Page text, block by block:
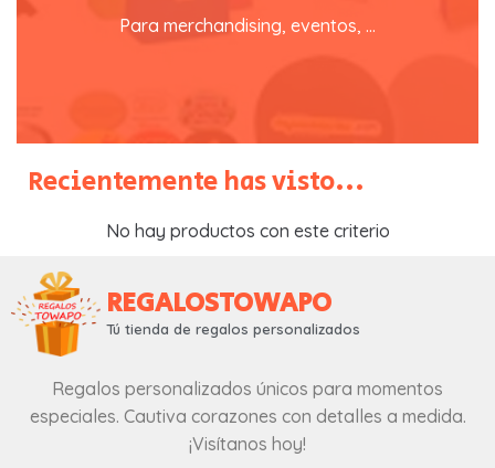
Para merchandising, eventos, ...
precios especiales
Recientemente has visto...
No hay productos con este criterio
REGALOSTOWAPO
Tú tienda de regalos personalizados
Regalos personalizados únicos para momentos
especiales. Cautiva corazones con detalles a medida.
¡Visítanos hoy!